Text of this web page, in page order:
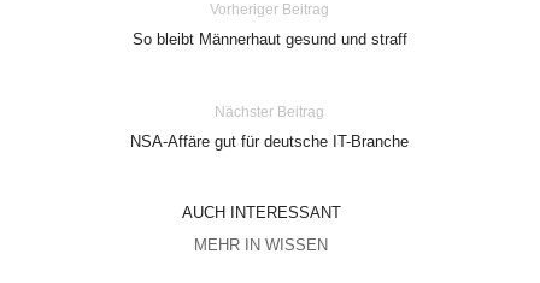
Vorheriger Beitrag
So bleibt Männerhaut gesund und straff
Nächster Beitrag
NSA-Affäre gut für deutsche IT-Branche
AUCH INTERESSANT
MEHR IN WISSEN